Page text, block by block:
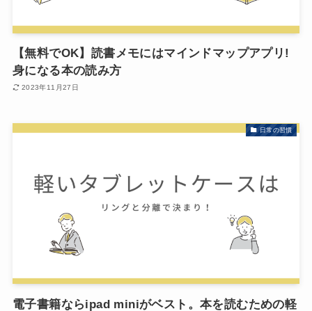
【無料でOK】読書メモにはマインドマップアプリ!
身になる本の読み方
2023年11月27日
日常の習慣
電子書籍ならipad miniがベスト。本を読むための軽